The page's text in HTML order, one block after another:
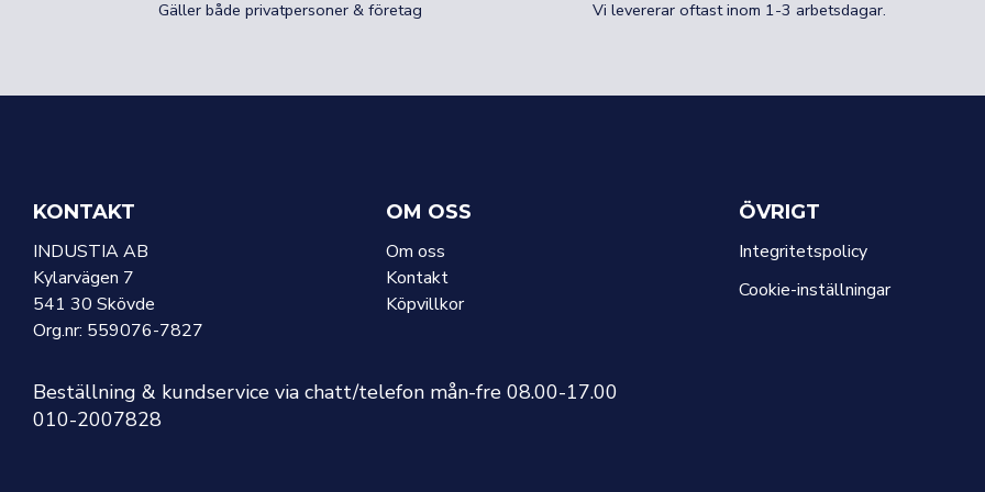
Gäller både privatpersoner & företag Vi levererar oftast inom 1-3 arbetsdagar.
KONTAKT
INDUSTIA AB
Kylarvägen 7
541 30 Skövde
Org.nr: 559076-7827
OM OSS
Om oss
Kontakt
Köpvillkor
ÖVRIGT
Integritetspolicy
Cookie-inställningar
Beställning & kundservice via chatt/telefon mån-fre 08.00-17.00
010-2007828